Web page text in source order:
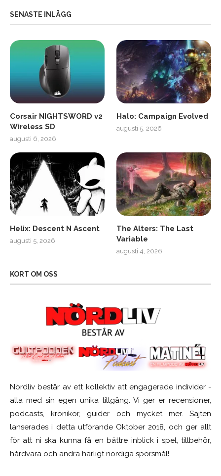
SENASTE INLÄGG
Corsair NIGHTSWORD v2
Wireless SD
augusti 6, 2026
Halo: Campaign Evolved
augusti 5, 2026
Helix: Descent N Ascent
augusti 5, 2026
The Alters: The Last
Variable
augusti 4, 2026
KORT OM OSS
Nördliv består av ett kollektiv att engagerade individer -
alla med sin egen unika tillgång. Vi ger er recensioner,
podcasts, krönikor, guider och mycket mer. Sajten
lanserades i detta utförande Oktober 2018, och ger allt
för att ni ska kunna få en bättre inblick i spel, tillbehör,
hårdvara och andra härligt nördiga spörsmål!